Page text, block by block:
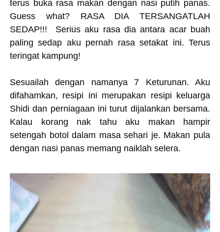
terus buka rasa makan dengan nasi putih panas.
Guess what? RASA DIA TERSANGATLAH
SEDAP!!! Serius aku rasa dia antara acar buah
paling sedap aku pernah rasa setakat ini. Terus
teringat kampung!
Sesuailah dengan namanya 7 Keturunan. Aku
difahamkan, resipi ini merupakan resipi keluarga
Shidi dan perniagaan ini turut dijalankan bersama.
Kalau korang nak tahu aku makan hampir
setengah botol dalam masa sehari je. Makan pula
dengan nasi panas memang naiklah selera.